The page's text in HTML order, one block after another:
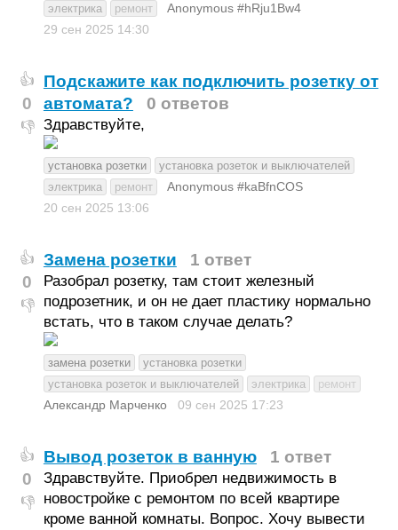
электрика
ремонт
Anonymous #hRju1Bw4
29 сен 2025 14:30
👍
0
👎
Подскажите как подключить розетку от
автомата?
0 ответов
Здравствуйте,
установка розетки
установка розеток и выключателей
электрика
ремонт
Anonymous #kaBfnCOS
20 сен 2025 13:06
👍
0
👎
Замена розетки 1 ответ
Разобрал розетку, там стоит железный
подрозетник, и он не дает пластику нормально
встать, что в таком случае делать?
замена розетки
установка розетки
установка розеток и выключателей
электрика ремонт
Александр Марченко 09 сен 2025 17:23
👍
0
👎
Вывод розеток в ванную 1 ответ
Здравствуйте. Приобрел недвижимость в
новостройке с ремонтом по всей квартире
кроме ванной комнаты. Вопрос. Хочу вывести